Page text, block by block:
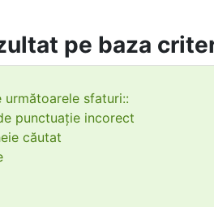
pe baza
următoarele sfaturi::
punctuație incorect
căutat